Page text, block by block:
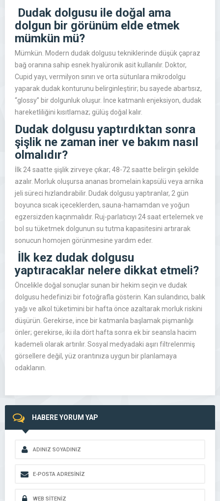
Dudak dolgusu ile doğal ama
dolgun bir görünüm elde etmek
mümkün mü?
Mümkün. Modern dudak dolgusu tekniklerinde düşük çapraz
bağ oranına sahip esnek hyalüronik asit kullanılır. Doktor,
Cupid yayı, vermilyon sınırı ve orta sütunlara mikrodolgu
yaparak dudak konturunu belirginleştirir; bu sayede abartısız,
“glossy” bir dolgunluk oluşur. İnce katmanlı enjeksiyon, dudak
hareketliliğini kısıtlamaz; gülüş doğal kalır.
Dudak dolgusu yaptırdıktan sonra
şişlik ne zaman iner ve bakım nasıl
olmalıdır?
İlk 24 saatte şişlik zirveye çıkar; 48-72 saatte belirgin şekilde
azalır. Morluk oluşursa ananas bromelain kapsülü veya arnika
jeli süreci hızlandırabilir. Dudak dolgusu yaptıranlar, 2 gün
boyunca sıcak içeceklerden, sauna-hamamdan ve yoğun
egzersizden kaçınmalıdır. Ruj-parlatıcıyı 24 saat ertelemek ve
bol su tüketmek dolgunun su tutma kapasitesini artırarak
sonucun homojen görünmesine yardım eder.
İlk kez dudak dolgusu
yaptıracaklar nelere dikkat etmeli?
Öncelikle doğal sonuçlar sunan bir hekim seçin ve dudak
dolgusu hedefinizi bir fotoğrafla gösterin. Kan sulandırıcı, balık
yağı ve alkol tüketimini bir hafta önce azaltarak morluk riskini
düşürün. Gerekirse, ince bir katmanla başlamak pişmanlığı
önler; gerekirse, iki ila dört hafta sonra ek bir seansla hacim
kademeli olarak artırılır. Sosyal medyadaki aşırı filtrelenmiş
görsellere değil, yüz orantınıza uygun bir planlamaya
odaklanın.
HABERE YORUM YAP